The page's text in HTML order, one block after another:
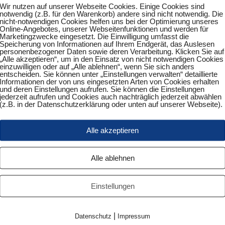
richten wir regelmäßig den Ortsentscheid der Mini-
die Sieger erhalten zudem Pokale. Darüber hinaus
der jährlich im März stattfindet. Sollten die
Besagtes Bundesfinale gewann 1990 kein
Deutschen Tischtennis-Bundes für Kinder bis 12 Jahre,
Linie Anfänger für den Sport begeistern sollen. Seit 1983
Jahr für Jahr über die gesamte Republik verteilen.
nach folgenden Altersklassen:
Wir nutzen auf unserer Webseite Cookies. Einige Cookies sind
notwendig (z.B. für den Warenkorb) andere sind nicht notwendig. Die
nicht-notwendigen Cookies helfen uns bei der Optimierung unseres
Online-Angebotes, unserer Webseitenfunktionen und werden für
Marketingzwecke eingesetzt. Die Einwilligung umfasst die
Speicherung von Informationen auf Ihrem Endgerät, das Auslesen
personenbezogener Daten sowie deren Verarbeitung. Klicken Sie auf
„Alle akzeptieren“, um in den Einsatz von nicht notwendigen Cookies
einzuwilligen oder auf „Alle ablehnen“, wenn Sie sich anders
entscheiden. Sie können unter „Einstellungen verwalten“ detaillierte
Informationen der von uns eingesetzten Arten von Cookies erhalten
und deren Einstellungen aufrufen. Sie können die Einstellungen
jederzeit aufrufen und Cookies auch nachträglich jederzeit abwählen
(z.B. in der Datenschutzerklärung oder unten auf unserer Webseite).
Alle akzeptieren
Alle ablehnen
Einstellungen
Datenschutz Impressum